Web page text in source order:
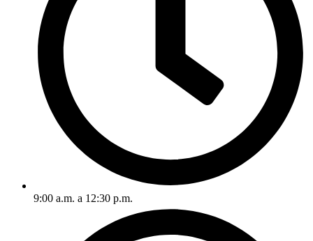
9:00 a.m. a 12:30 p.m.